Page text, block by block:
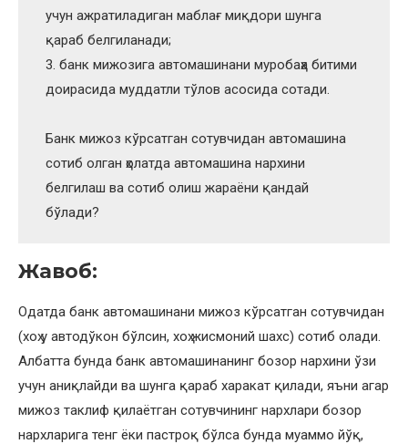
учун ажратиладиган маблағ миқдори шунга
қараб белгиланади;
3. банк мижозига автомашинани муробаҳа битими
доирасида муддатли тўлов асосида сотади.
Банк мижоз кўрсатган сотувчидан автомашина
сотиб олган ҳолатда автомашина нархини
белгилаш ва сотиб олиш жараёни қандай
бўлади?
Жавоб:
Одатда банк автомашинани мижоз кўрсатган сотувчидан
(хоҳ у автодўкон бўлсин, хоҳ жисмоний шахс) сотиб олади.
Албатта бунда банк автомашинанинг бозор нархини ўзи
учун аниқлайди ва шунга қараб харакат қилади, яъни агар
мижоз таклиф қилаётган сотувчининг нархлари бозор
нархларига тенг ёки пастроқ бўлса бунда муаммо йўқ,